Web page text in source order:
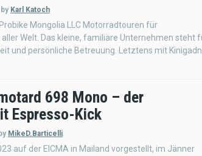
by Karl Katoch
Mongolia LLC Motorradtouren für
Welt. Das kleine, familiäre Unternehmen steht
und persönliche Betreuung. Letztens mit
698 Mono – der
Espresso-Kick
by MikeD.Barticelli
auf der EICMA in Mailand vorgestellt, im Jänner